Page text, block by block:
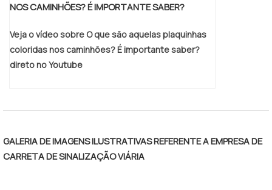
NOS CAMINHÕES? É IMPORTANTE SABER?
Veja o vídeo sobre O que são aquelas plaquinhas
coloridas nos caminhões? É importante saber?
direto no Youtube
GALERIA DE IMAGENS ILUSTRATIVAS REFERENTE A EMPRESA DE
CARRETA DE SINALIZAÇÃO VIÁRIA